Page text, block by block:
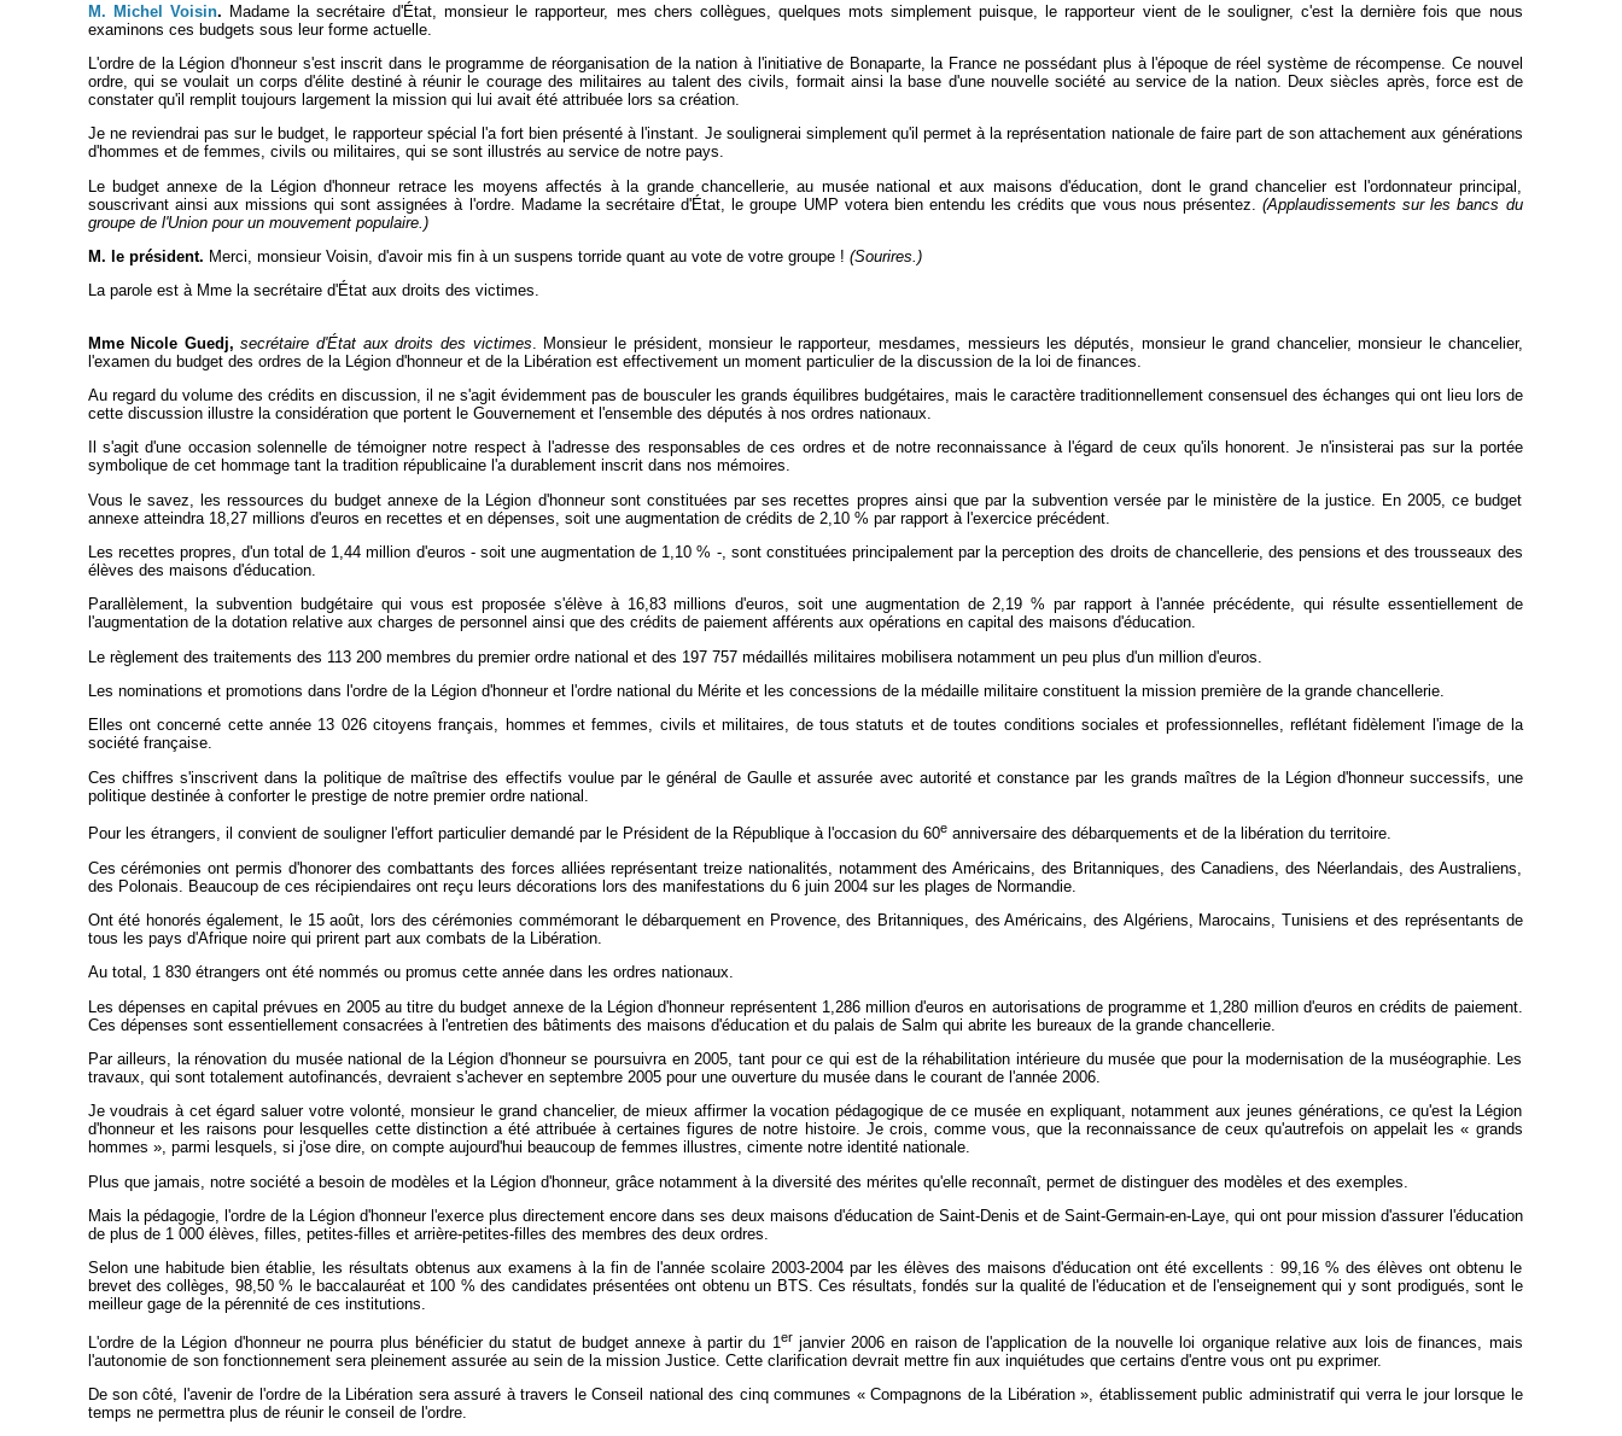
M. Michel Voisin. Madame la secrétaire d'État, monsieur le rapporteur, mes chers collègues, quelques mots simplement puisque, le rapporteur vient de le souligner, c'est la dernière fois que nous
examinons ces budgets sous leur forme actuelle.
L'ordre de la Légion d'honneur s'est inscrit dans le programme de réorganisation de la nation à l'initiative de Bonaparte, la France ne possédant plus à l'époque de réel système de récompense. Ce nouvel
ordre, qui se voulait un corps d'élite destiné à réunir le courage des militaires au talent des civils, formait ainsi la base d'une nouvelle société au service de la nation. Deux siècles après, force est de
constater qu'il remplit toujours largement la mission qui lui avait été attribuée lors sa création.
Je ne reviendrai pas sur le budget, le rapporteur spécial l'a fort bien présenté à l'instant. Je soulignerai simplement qu'il permet à la représentation nationale de faire part de son attachement aux générations
d'hommes et de femmes, civils ou militaires, qui se sont illustrés au service de notre pays.
Le budget annexe de la Légion d'honneur retrace les moyens affectés à la grande chancellerie, au musée national et aux maisons d'éducation, dont le grand chancelier est l'ordonnateur principal,
souscrivant ainsi aux missions qui sont assignées à l'ordre. Madame la secrétaire d'État, le groupe UMP votera bien entendu les crédits que vous nous présentez. (Applaudissements sur les bancs du
groupe de l'Union pour un mouvement populaire.)
M. le président. Merci, monsieur Voisin, d'avoir mis fin à un suspens torride quant au vote de votre groupe ! (Sourires.)
La parole est à Mme la secrétaire d'État aux droits des victimes.
Mme Nicole Guedj, secrétaire d'État aux droits des victimes . Monsieur le président, monsieur le rapporteur, mesdames, messieurs les députés, monsieur le grand chancelier, monsieur le chancelier,
l'examen du budget des ordres de la Légion d'honneur et de la Libération est effectivement un moment particulier de la discussion de la loi de finances.
Au regard du volume des crédits en discussion, il ne s'agit évidemment pas de bousculer les grands équilibres budgétaires, mais le caractère traditionnellement consensuel des échanges qui ont lieu lors de
cette discussion illustre la considération que portent le Gouvernement et l'ensemble des députés à nos ordres nationaux.
Il s'agit d'une occasion solennelle de témoigner notre respect à l'adresse des responsables de ces ordres et de notre reconnaissance à l'égard de ceux qu'ils honorent. Je n'insisterai pas sur la portée
symbolique de cet hommage tant la tradition républicaine l'a durablement inscrit dans nos mémoires.
Vous le savez, les ressources du budget annexe de la Légion d'honneur sont constituées par ses recettes propres ainsi que par la subvention versée par le ministère de la justice. En 2005, ce budget
annexe atteindra 18,27 millions d'euros en recettes et en dépenses, soit une augmentation de crédits de 2,10 % par rapport à l'exercice précédent.
Les recettes propres, d'un total de 1,44 million d'euros - soit une augmentation de 1,10 % -, sont constituées principalement par la perception des droits de chancellerie, des pensions et des trousseaux des
élèves des maisons d'éducation.
Parallèlement, la subvention budgétaire qui vous est proposée s'élève à 16,83 millions d'euros, soit une augmentation de 2,19 % par rapport à l'année précédente, qui résulte essentiellement de
l'augmentation de la dotation relative aux charges de personnel ainsi que des crédits de paiement afférents aux opérations en capital des maisons d'éducation.
Le règlement des traitements des 113 200 membres du premier ordre national et des 197 757 médaillés militaires mobilisera notamment un peu plus d'un million d'euros.
Les nominations et promotions dans l'ordre de la Légion d'honneur et l'ordre national du Mérite et les concessions de la médaille militaire constituent la mission première de la grande chancellerie.
Elles ont concerné cette année 13 026 citoyens français, hommes et femmes, civils et militaires, de tous statuts et de toutes conditions sociales et professionnelles, reflétant fidèlement l'image de la
société française.
Ces chiffres s'inscrivent dans la politique de maîtrise des effectifs voulue par le général de Gaulle et assurée avec autorité et constance par les grands maîtres de la Légion d'honneur successifs, une
politique destinée à conforter le prestige de notre premier ordre national.
Pour les étrangers, il convient de souligner l'effort particulier demandé par le Président de la République à l'occasion du 60eanniversaire des débarquements et de la libération du territoire.
Ces cérémonies ont permis d'honorer des combattants des forces alliées représentant treize nationalités, notamment des Américains, des Britanniques, des Canadiens, des Néerlandais, des Australiens,
des Polonais. Beaucoup de ces récipiendaires ont reçu leurs décorations lors des manifestations du 6 juin 2004 sur les plages de Normandie.
Ont été honorés également, le 15 août, lors des cérémonies commémorant le débarquement en Provence, des Britanniques, des Américains, des Algériens, Marocains, Tunisiens et des représentants de
tous les pays d'Afrique noire qui prirent part aux combats de la Libération.
Au total, 1 830 étrangers ont été nommés ou promus cette année dans les ordres nationaux.
Les dépenses en capital prévues en 2005 au titre du budget annexe de la Légion d'honneur représentent 1,286 million d'euros en autorisations de programme et 1,280 million d'euros en crédits de paiement.
Ces dépenses sont essentiellement consacrées à l'entretien des bâtiments des maisons d'éducation et du palais de Salm qui abrite les bureaux de la grande chancellerie.
Par ailleurs, la rénovation du musée national de la Légion d'honneur se poursuivra en 2005, tant pour ce qui est de la réhabilitation intérieure du musée que pour la modernisation de la muséographie. Les
travaux, qui sont totalement autofinancés, devraient s'achever en septembre 2005 pour une ouverture du musée dans le courant de l'année 2006.
Je voudrais à cet égard saluer votre volonté, monsieur le grand chancelier, de mieux affirmer la vocation pédagogique de ce musée en expliquant, notamment aux jeunes générations, ce qu'est la Légion
d'honneur et les raisons pour lesquelles cette distinction a été attribuée à certaines figures de notre histoire. Je crois, comme vous, que la reconnaissance de ceux qu'autrefois on appelait les « grands
hommes », parmi lesquels, si j'ose dire, on compte aujourd'hui beaucoup de femmes illustres, cimente notre identité nationale.
Plus que jamais, notre société a besoin de modèles et la Légion d'honneur, grâce notamment à la diversité des mérites qu'elle reconnaît, permet de distinguer des modèles et des exemples.
Mais la pédagogie, l'ordre de la Légion d'honneur l'exerce plus directement encore dans ses deux maisons d'éducation de Saint-Denis et de Saint-Germain-en-Laye, qui ont pour mission d'assurer l'éducation
de plus de 1 000 élèves, filles, petites-filles et arrière-petites-filles des membres des deux ordres.
Selon une habitude bien établie, les résultats obtenus aux examens à la fin de l'année scolaire 2003-2004 par les élèves des maisons d'éducation ont été excellents : 99,16 % des élèves ont obtenu le
brevet des collèges, 98,50 % le baccalauréat et 100 % des candidates présentées ont obtenu un BTS. Ces résultats, fondés sur la qualité de l'éducation et de l'enseignement qui y sont prodigués, sont le
meilleur gage de la pérennité de ces institutions.
L'ordre de la Légion d'honneur ne pourra plus bénéficier du statut de budget annexe à partir du 1 er janvier 2006 en raison de l'application de la nouvelle loi organique relative aux lois de finances, mais
l'autonomie de son fonctionnement sera pleinement assurée au sein de la mission Justice. Cette clarification devrait mettre fin aux inquiétudes que certains d'entre vous ont pu exprimer.
De son côté, l'avenir de l'ordre de la Libération sera assuré à travers le Conseil national des cinq communes « Compagnons de la Libération », établissement public administratif qui verra le jour lorsque le
temps ne permettra plus de réunir le conseil de l'ordre.